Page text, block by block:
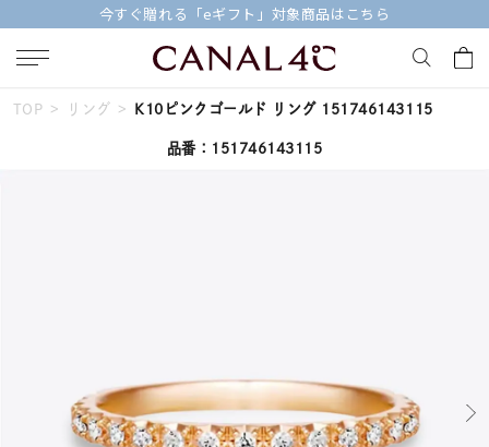
今すぐ贈れる「eギフト」対象商品はこちら
キーワードで検索する
Canal４℃
TOP リング K10ピンクゴールド リング 151746143115
品番：151746143115